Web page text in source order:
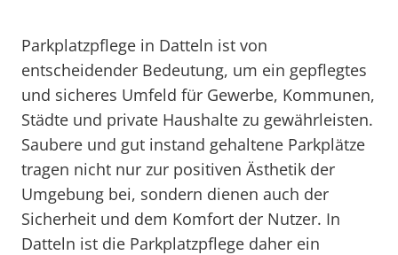
Parkplatzpflege in Datteln ist von
entscheidender Bedeutung, um ein gepflegtes
und sicheres Umfeld für Gewerbe, Kommunen,
Städte und private Haushalte zu gewährleisten.
Saubere und gut instand gehaltene Parkplätze
tragen nicht nur zur positiven Ästhetik der
Umgebung bei, sondern dienen auch der
Sicherheit und dem Komfort der Nutzer. In
Datteln ist die Parkplatzpflege daher ein